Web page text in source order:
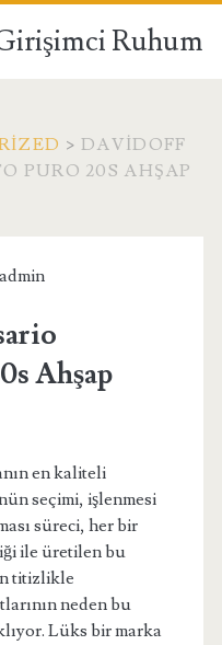
Ruhum
>DAVIDOFF
PURO 20S AHŞAP
admin
Ahşap
en kaliteli
seçimi, işlenmesi
süreci, her bir
ile üretilen bu
titizlikle
neden bu
Lüks bir marka